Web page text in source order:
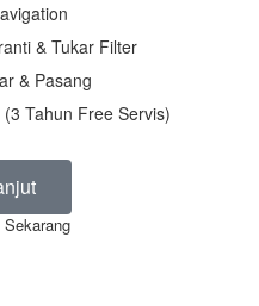
& Tukar Filter
& Pasang
Tahun Free Servis)